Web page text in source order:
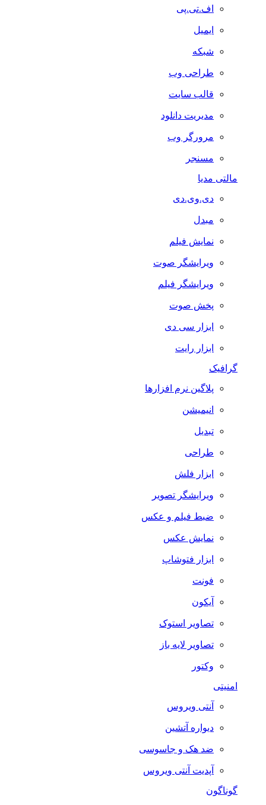
اف.تی.پی
ایمیل
شبکه
طراحی وب
قالب سایت
مدیریت دانلود
مرورگر وب
مسنجر
مالتی مدیا
دی.وی.دی
مبدل
نمایش فیلم
ویرایشگر صوت
ویرایشگر فیلم
پخش صوت
ابزار سی دی
ابزار رایت
گرافیک
پلاگین نرم افزارها
انیمیشن
تبدیل
طراحی
ابزار فلش
ویرایشگر تصویر
ضبط فيلم و عكس
نمایش عکس
ابزار فتوشاپ
فونت
آیکون
تصاویر استوک
تصاویر لایه باز
وکتور
امنیتی
آنتی ویروس
دیواره آتشین
ضد هک و جاسوسی
آپدیت آنتی ویروس
گوناگون